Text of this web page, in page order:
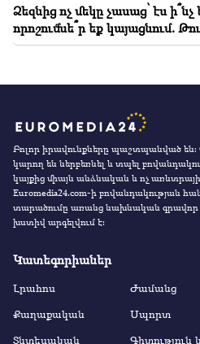
Ձեզնից ոչ մեկը չասաց՝ էս
որոշումնե՞ր եք կայացնում.
Բոլոր իրավունքները պաշտպանված
կարող են ներբեռնել և տպել
կայքից միայն անձնական և ոչ
Euromedia24.com-ի բովանդակության
տարածումը առանց նախնական գրավոր
խստիվ արգելվում է:
Կատեգորիաներ
Լրահոս
Քաղաքական
Տնտեսական
Ժամանց
Սպորտ
Գիտություն